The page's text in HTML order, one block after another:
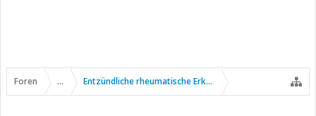
Foren ... Entzündliche rheumatische Erkrankungen